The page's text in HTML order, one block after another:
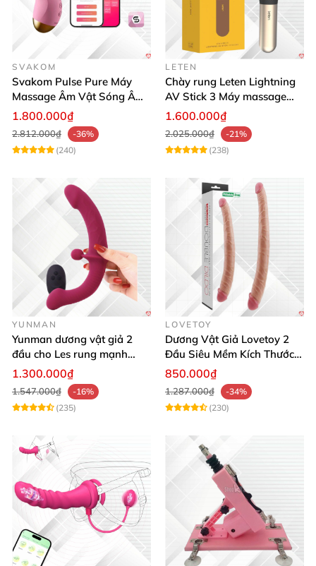
SVAKOM
Svakom Pulse Pure Máy
Massage Âm Vật Sóng Âm
App Điều Khiển Kích Thích
1.800.000₫
2.812.000₫
-36%
(240)
LETEN
Chày rung Leten Lightning
AV Stick 3 Máy massage
sưởi ấm mạnh mẽ
1.600.000₫
2.025.000₫
-21%
(238)
YUNMAN
Yunman dương vật giả 2
đầu cho Les rung mạnh
điều khiển từ xa
1.300.000₫
1.547.000₫
-16%
(235)
LOVETOY
Dương Vật Giả Lovetoy 2
Đầu Siêu Mềm Kích Thước
Lớn Thỏa Mãn Les
850.000₫
1.287.000₫
-34%
(230)